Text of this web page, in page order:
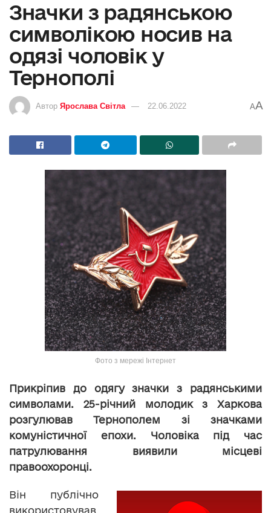
Значки з радянською
символікою носив на
одязі чоловік у
Тернополі
Автор Ярослава Світла 22.06.2022 AA
Фото з мережі Інтернет
Прикріпив до одягу значки з радянськими
символами. 25-річний молодик з Харкова
розгулював Тернополем зі значками
комуністичної епохи. Чоловіка під час
патрулювання виявили місцеві
правоохоронці.
Він публічно
використовував